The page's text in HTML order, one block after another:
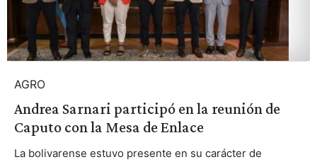
AGRO
Andrea Sarnari participó en la reunión de
Caputo con la Mesa de Enlace
La bolivarense estuvo presente en su carácter de